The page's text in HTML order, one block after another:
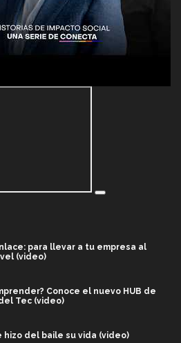
para llevar a tu empresa al
(video)
Conoce el nuevo HUB de
Tec (video)
hizo del baile su vida (video)